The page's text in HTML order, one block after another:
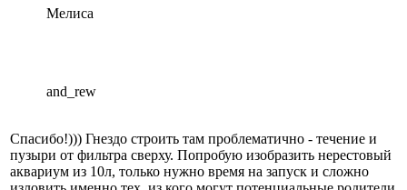
Мелиса
and_rew
Спасибо!))) Гнездо строить там проблематично - течение и
пузыри от фильтра сверху. Попробую изобразить нерестовый
аквариум из 10л, только нужно время на запуск и сложно